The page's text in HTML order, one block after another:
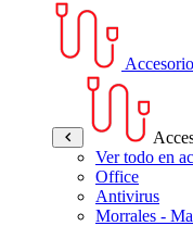
Ver todo en
Office
Antivirus
Morrales -